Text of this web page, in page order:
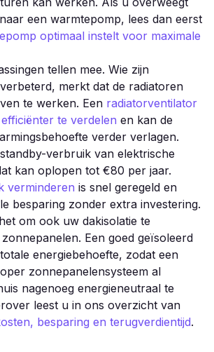
een warmtepomp, lees dan eerst
optimaal instelt voor maximale
tellen mee. Wie zijn
merkt dat de radiatoren
te werken. Een radiatorventilator
te verdelen en kan de
verder verlagen.
verbruik van elektrische
kan oplopen tot €80 per jaar.
verminderen is snel geregeld en
besparing zonder extra investering.
om ook uw dakisolatie te
Een goed geïsoleerd
energiebehoefte, zodat een
zonnepanelensysteem al
nagenoeg energieneutraal te
leest u in ons overzicht van
besparing en terugverdientijd.